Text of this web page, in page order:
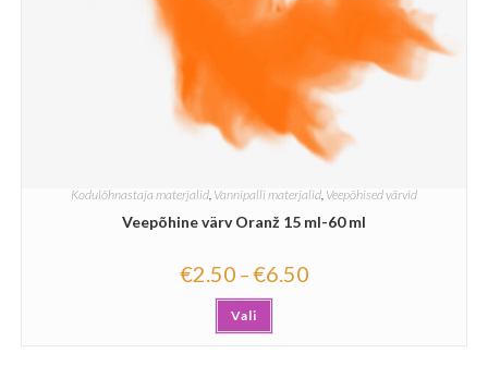
Kodulõhnastaja materjalid, Vannipalli materjalid, Veepõhised värvid
Veepõhine värv Oranž 15 ml-60 ml
€2.50 –€6.50
Vali